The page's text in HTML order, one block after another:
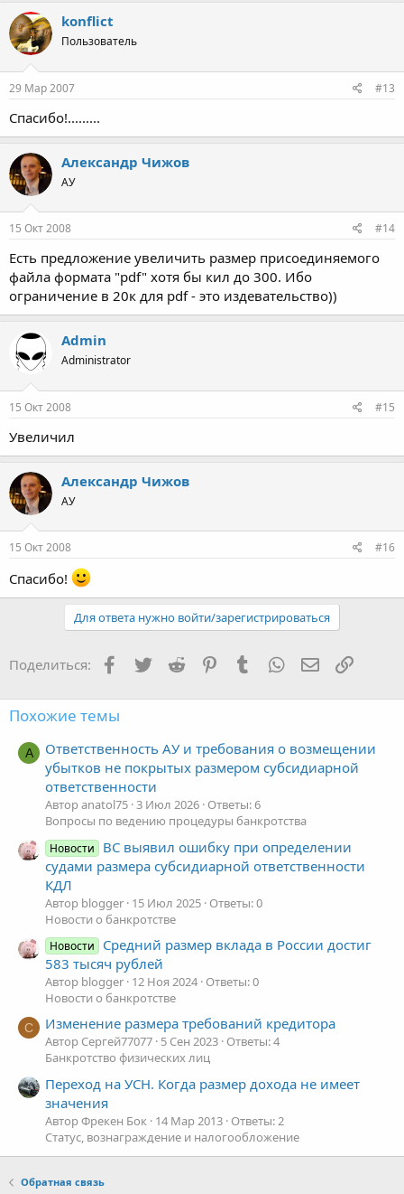
konflict
Пользователь
29 Мар 2007 #13
Спасибо!.........
Александр Чижов
АУ
15 Окт 2008 #14
Есть предложение увеличить размер присоединяемого
файла формата "pdf" хотя бы кил до 300. Ибо
ограничение в 20к для pdf - это издевательство))
Admin
Administrator
15 Окт 2008 #15
Увеличил
Александр Чижов
АУ
15 Окт 2008 #16
Спасибо!
Для ответа нужно войти/зарегистрироваться
Поделиться: Facebook
TwitterReddit PinterestTumblr WhatsApp Ссылка
Похожие темы
A
Ответственность АУ и требования о возмещении
убытков не покрытых размером субсидиарной
ответственности
Автор anatol75 3 Июл 2026 Ответы: 6
Вопросы по ведению процедуры банкротства
Новости
ВС выявил ошибку при определении
судами размера субсидиарной ответственности
КДЛ
Автор blogger 15 Июл 2025 Ответы: 0
Новости о банкротстве
Новости
Средний размер вклада в России достиг
583 тысяч рублей
Автор blogger 12 Ноя 2024 Ответы: 0
Новости о банкротстве
С Изменение размера требований кредитора
Автор Сергей77077 5 Сен 2023 Ответы: 4
Банкротство физических лиц
Переход на УСН. Когда размер дохода не имеет
значения
Автор Фрекен Бок 14 Мар 2013 Ответы: 2
Статус, вознаграждение и налогообложение
Обратная связь